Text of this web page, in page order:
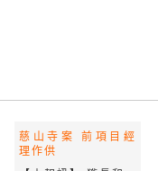
慈山寺案 前項目經
理作供